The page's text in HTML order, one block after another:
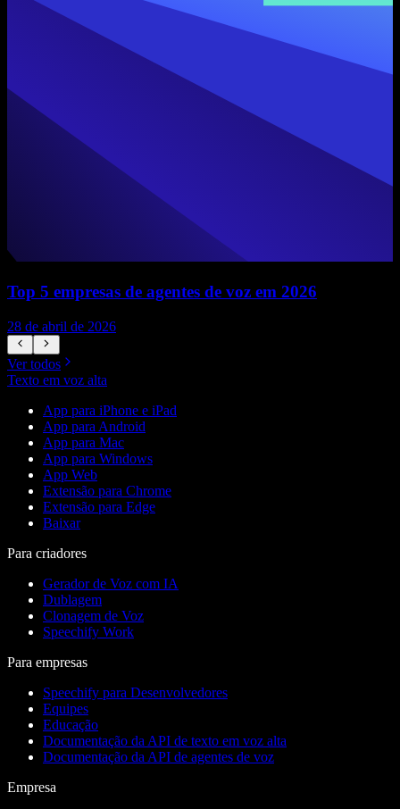
Top 5 empresas de agentes de voz em 2026
28 de abril de 2026
Ver todos
Texto em voz alta
App para iPhone e iPad
App para Android
App para Mac
App para Windows
App Web
Extensão para Chrome
Extensão para Edge
Baixar
Para criadores
Gerador de Voz com IA
Dublagem
Clonagem de Voz
Speechify Work
Para empresas
Speechify para Desenvolvedores
Equipes
Educação
Documentação da API de texto em voz alta
Documentação da API de agentes de voz
Empresa